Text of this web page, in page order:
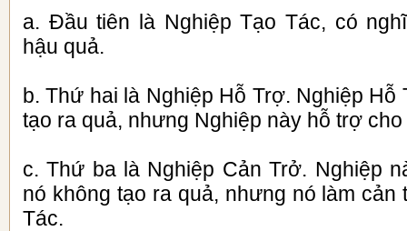
a. Đầu tiên là Nghiệp Tạo Tác, có
hậu quả.
b. Thứ hai là Nghiệp Hỗ Trợ. Nghiệp Hỗ
tạo ra quả, nhưng Nghiệp này hỗ trợ
c. Thứ ba là Nghiệp Cản Trở. Nghiệp
nó không tạo ra quả, nhưng nó làm cản
Tác.